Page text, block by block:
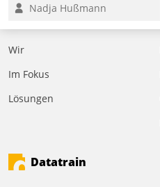
digitalen Cockpit, das
situationsbezogen
passende Fragen und
Eine intuitive
Dialogführung ermöglicht
effizienter zu bearbeiten.
Nadja Hußmann
Wir
Im Fokus
Lösungen
Datatrain